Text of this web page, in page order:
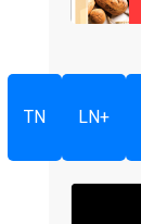
TN LN+